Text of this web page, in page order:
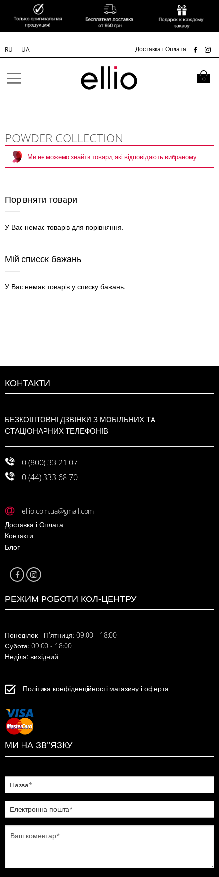
Skip to
RU UA Доставка і Оплата
Кошик
0
POWDER COLLECTION
Ми не можемо знайти товари, які відповідають вибраному.
Порівняти товари
У Вас немає товарів для порівняння.
Мій список бажань
У Вас немає товарів у списку бажань.
КОНТАКТИ
БЕЗКОШТОВНІ ДЗВІНКИ З МОБІЛЬНИХ ТА
СТАЦІОНАРНИХ ТЕЛЕФОНІВ
0 (800) 33 21 07
0 (44) 333 68 70
ellio.com.ua@gmail.com
Доставка і Оплата
Контакти
Блог
РЕЖИМ РОБОТИ КОЛ-ЦЕНТРУ
Понеділок - П'ятниця: 09:00 - 18:00
Субота: 09:00 - 18:00
Неділя: вихідний
Політика конфіденційності магазину і оферта
МИ НА ЗВ"ЯЗКУ